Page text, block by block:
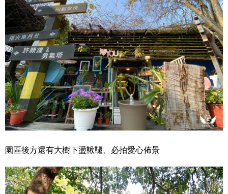
園區後方還有大樹下盪鞦韆、必拍愛心佈景